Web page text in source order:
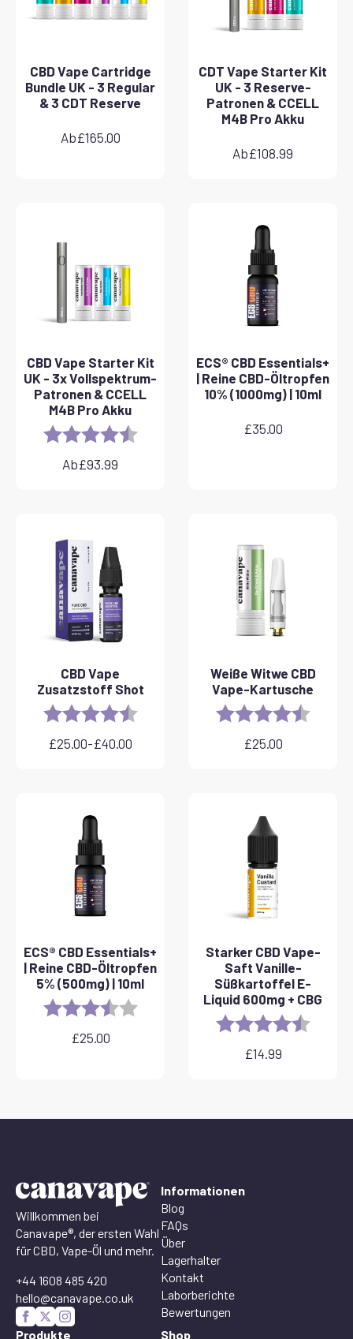
CBD Vape Cartridge
Bundle UK - 3 Regular
& 3 CDT Reserve
Ab£165.00
CDT Vape Starter Kit
UK - 3 Reserve-
Patronen & CCELL
M4B Pro Akku
Ab£108.99
CBD Vape Starter Kit
UK - 3x Vollspektrum-
Patronen & CCELL
M4B Pro Akku
Rating: 4.8 out of 5 stars
Ab£93.99
ECS® CBD Essentials+
| Reine CBD-Öltropfen
10% (1000mg) | 10ml
£35.00
CBD Vape
Zusatzstoff Shot
Rating: 4.8 out of 5 stars
£25.00-£40.00
Preisspanne:
Weiße Witwe CBD
Vape-Kartusche
Rating: 4.6 out
£25.00
ECS® CBD Essentials+
| Reine CBD-Öltropfen
5% (500mg) | 10ml
Rating: 3.8 out of 5 stars
£25.00
Starker CBD Vape-
Saft Vanille-
Süßkartoffel E-
Liquid 600mg + CBG
Rating: 4.6 out
£14.99
Willkommen bei
Canavape®, der ersten Wahl
für CBD, Vape-Öl und mehr.
+44 1608 485 420
hello@canavape.co.uk
Informationen
Blog
FAQs
Über
Lagerhalter
Kontakt
Laborberichte
Bewertungen
Produkte
Shop